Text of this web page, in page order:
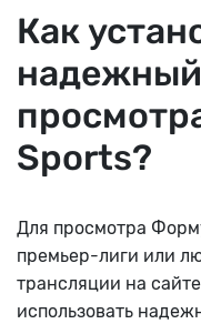
Как
Sports?
Для просмотра
премьер-лиги или
трансляции на
использовать